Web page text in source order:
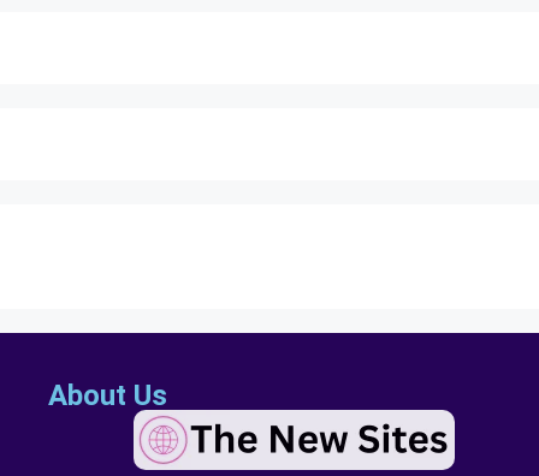
About Us